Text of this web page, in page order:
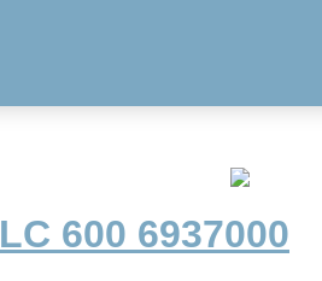
LC 600 6937000